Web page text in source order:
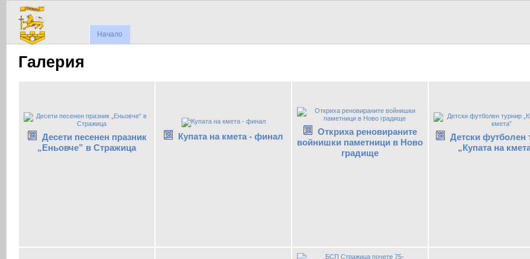
Начало
Галерия
Десети песенен празник
„Еньовче” в Стражица
Купата на кмета - финал
Откриха реновираните
войнишки паметници в Ново
градище
Детски футболен
„Купата на